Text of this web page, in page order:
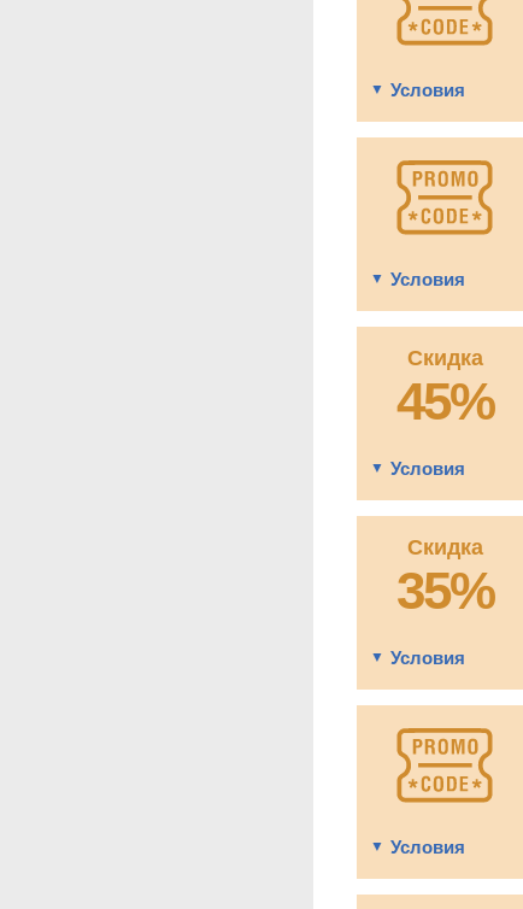
Условия
Условия
Скидка
45%
Условия
Скидка
35%
Условия
Условия